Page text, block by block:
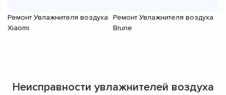
Ремонт Увлажнителя воздуха
Xiaomi
Ремонт Увлажнителя воздуха
Brune
Неисправности увлажнителей воздуха